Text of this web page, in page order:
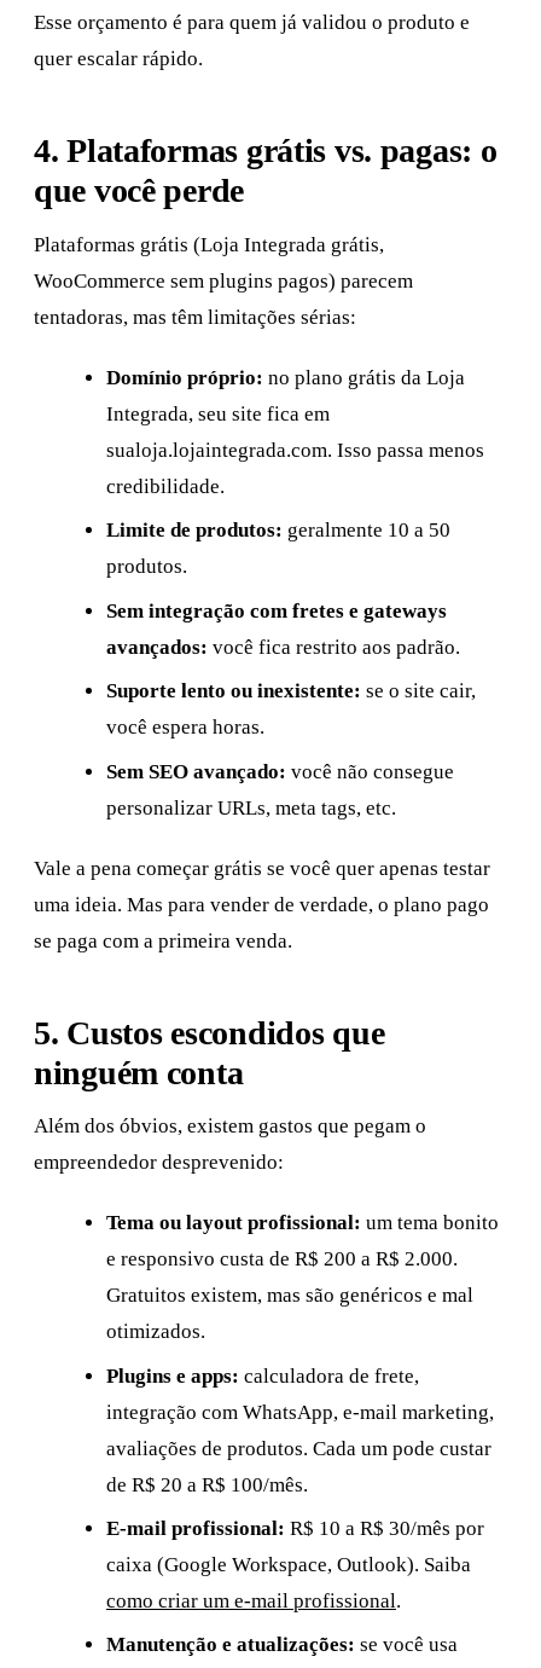
Esse orçamento é para quem já validou o produto e
quer escalar rápido.
4. Plataformas grátis vs. pagas: o
que você perde
Plataformas grátis (Loja Integrada grátis,
WooCommerce sem plugins pagos) parecem
tentadoras, mas têm limitações sérias:
Domínio próprio: no plano grátis da Loja
Integrada, seu site fica em
sualoja.lojaintegrada.com. Isso passa menos
credibilidade.
Limite de produtos: geralmente 10 a 50
produtos.
Sem integração com fretes e gateways
avançados: você fica restrito aos padrão.
Suporte lento ou inexistente: se o site cair,
você espera horas.
Sem SEO avançado: você não consegue
personalizar URLs, meta tags, etc.
Vale a pena começar grátis se você quer apenas testar
uma ideia. Mas para vender de verdade, o plano pago
se paga com a primeira venda.
5. Custos escondidos que
ninguém conta
Além dos óbvios, existem gastos que pegam o
empreendedor desprevenido:
Tema ou layout profissional: um tema bonito
e responsivo custa de R$ 200 a R$ 2.000.
Gratuitos existem, mas são genéricos e mal
otimizados.
Plugins e apps: calculadora de frete,
integração com WhatsApp, e-mail marketing,
avaliações de produtos. Cada um pode custar
de R$ 20 a R$ 100/mês.
E-mail profissional: R$ 10 a R$ 30/mês por
caixa (Google Workspace, Outlook). Saiba
como criar um e-mail profissional.
Manutenção e atualizações: se você usa